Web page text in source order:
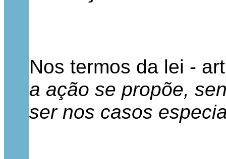
Nos termos da lei -
a ação se propõe,
ser nos casos